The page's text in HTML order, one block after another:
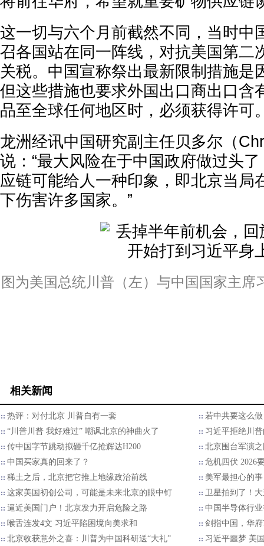
这一切与六个月前截然不同，当时中
召各国站在同一阵线，对抗美国第二
关税。中国宣称祭出最新限制措施是
但这些措施也要求外国出口商出口含
品至全球任何地区时，必须获得许可
龙洲经讯中国研究副主任贝多尔（
说：“最大风险在于中国政府做过头
应链可能给人一种印象，即北京当局
下伤害许多国家。”
图为美国总统川普（左）与中国国家主席
相关新闻
热评：对付北京 川普自有一套
若中共要这么
“川普川普 我好难过” 嘲讽北京的神曲火了
习近平拒绝川普
传中国字节跳动拟砸千亿抢辉达H200
北京围台军演
中国买家真的回来了？
危机四伏 2026
稀土之后，北京把它推上地缘政治前线
美军最担心的
这家美国初创公司，可能是未来北京的眼中钉
卫星拍到了！
逼近美国门户！北京发力开启危险之路
中国半导体行
喉舌连发4文 习近平陷困境向美求和
剑指中国，华
北京收获意外之喜：川普为中国科研送“大礼”
习近平噩梦 美